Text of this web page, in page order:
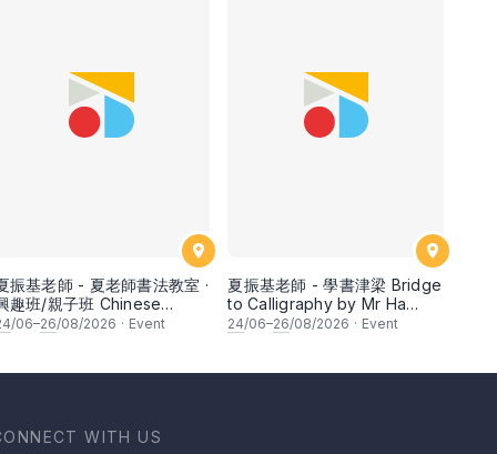
振基老師 - 夏老師書法教室 ·
趣班/親子班 Chinese
Class for
/06–26/08/2026 · Event
夏振基老師 - 學書津梁 Bridge
to Calligraphy by Mr Ha
Chan Kee
24/06–26/08/2026 · Event
WITH US